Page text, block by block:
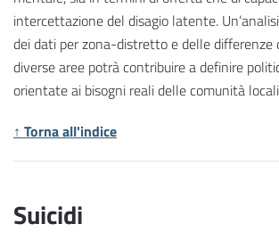
intercettazione del disagio latente.
dei dati per zona-distretto e delle differenze
diverse aree potrà contribuire a definire
orientate ai bisogni reali delle comunità
↑ Torna all'indice
Suicidi